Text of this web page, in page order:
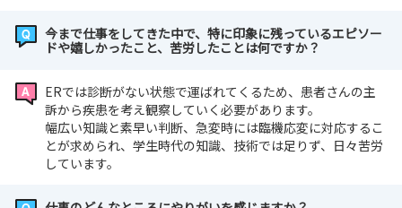
今まで仕事をしてきた中で、特に印象に残っているエピソー
ドや嬉しかったこと、苦労したことは何ですか？
ERでは診断がない状態で運ばれてくるため、患者さんの主
訴から疾患を考え観察していく必要があります。
幅広い知識と素早い判断、急変時には臨機応変に対応するこ
とが求められ、学生時代の知識、技術では足りず、日々苦労
しています。